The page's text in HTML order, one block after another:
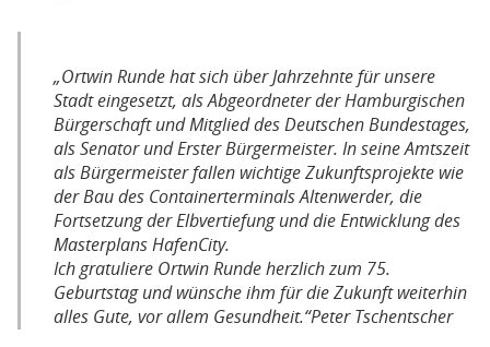
„Ortwin Runde hat sich über Jahrzehnte für unsere
Stadt eingesetzt, als Abgeordneter der Hamburgischen
Bürgerschaft und Mitglied des Deutschen Bundestages,
als Senator und Erster Bürgermeister. In seine Amtszeit
als Bürgermeister fallen wichtige Zukunftsprojekte wie
der Bau des Containerterminals Altenwerder, die
Fortsetzung der Elbvertiefung und die Entwicklung des
Masterplans HafenCity.
Ich gratuliere Ortwin Runde herzlich zum 75.
Geburtstag und wünsche ihm für die Zukunft weiterhin
alles Gute, vor allem Gesundheit.“Peter Tschentscher